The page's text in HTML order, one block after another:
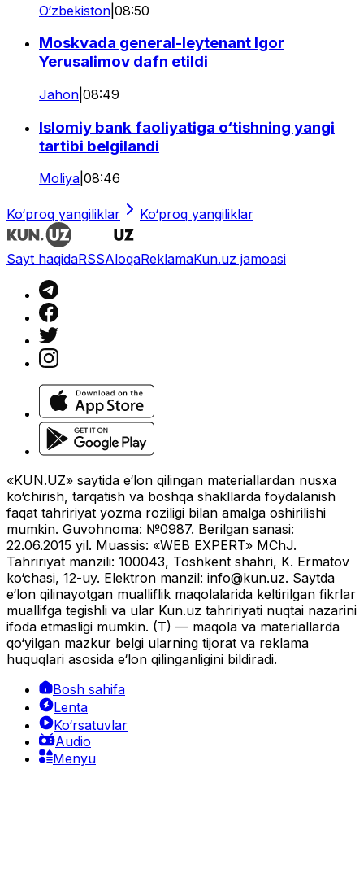
O‘zbekiston 08:50
Moskvada general-leytenant Igor
Yerusalimov dafn etildi
Jahon 08:49
Islomiy bank faoliyatiga o‘tishning yangi
tartibi belgilandi
Moliya 08:46
Ko‘proq yangiliklar Ko‘proq yangiliklar
Sayt haqidaRSSAloqaReklamaKun.uz jamoasi
«KUN.UZ» saytida e‘lon qilingan materiallardan nusxa
ko‘chirish, tarqatish va boshqa shakllarda foydalanish
faqat tahririyat yozma roziligi bilan amalga oshirilishi
mumkin. Guvohnoma: №0987. Berilgan sanasi:
22.06.2015 yil. Muassis: «WEB EXPERT» MChJ.
Tahririyat manzili: 100043, Toshkent shahri, K. Ermatov
ko‘chasi, 12-uy. Elektron manzil: info@kun.uz. Saytda
e‘lon qilinayotgan mualliflik maqolalarida keltirilgan fikrlar
muallifga tegishli va ular Kun.uz tahririyati nuqtai nazarini
ifoda etmasligi mumkin. (T) — maqola va materiallarda
qo‘yilgan mazkur belgi ularning tijorat va reklama
huquqlari asosida e‘lon qilinganligini bildiradi.
Bosh sahifa
Lenta
Ko‘rsatuvlar
Audio
Menyu